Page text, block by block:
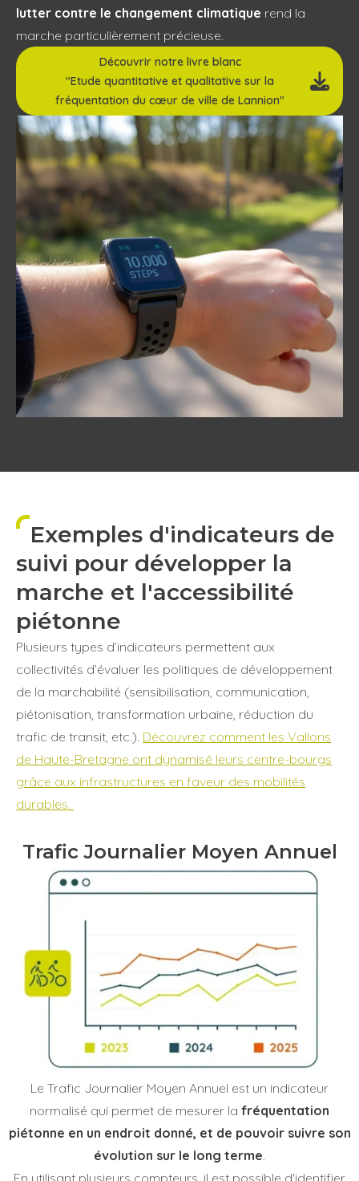
lutter contre le changement climatique rend la
marche particulièrement précieuse.
Découvrir notre livre blanc
"Etude quantitative et qualitative sur la
fréquentation du cœur de ville de Lannion"
Exemples d'indicateurs de
suivi pour développer la
marche et l'accessibilité
piétonne
Plusieurs types d’indicateurs permettent aux
collectivités d’évaluer les politiques de développement
de la marchabilité (sensibilisation, communication,
piétonisation, transformation urbaine, réduction du
trafic de transit, etc.). Découvrez comment les Vallons
de Haute-Bretagne ont dynamisé leurs centre-bourgs
grâce aux infrastructures en faveur des mobilités
durables.
Trafic Journalier Moyen Annuel
Le Trafic Journalier Moyen Annuel est un indicateur
normalisé qui permet de mesurer la fréquentation
piétonne en un endroit donné, et de pouvoir suivre son
évolution sur le long terme.
En utilisant plusieurs compteurs, il est possible d'identifier